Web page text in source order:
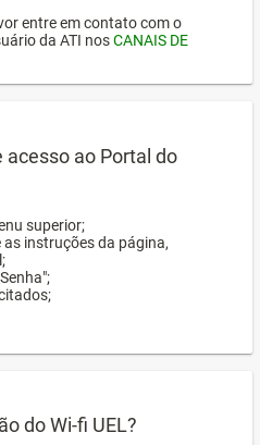
entre em contato com o
da ATI nosCANAIS DE
acesso ao Portal do
superior;
instruções da página,
do Wi-fi UEL?